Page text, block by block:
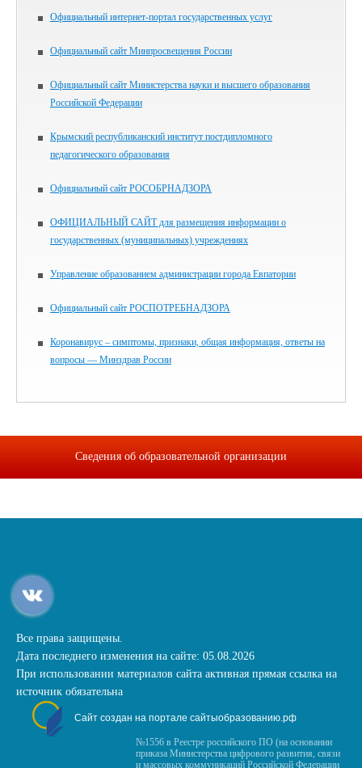
Официальный интернет-портал государственных услуг
Официальный сайт Минпросвещения России
Официальный сайт Министерства науки и высшего образования
Российской Федерации
Крымский республиканский институт постдипломного
педагогического образования
Официальный сайт РОСОБРНАДЗОРА
ОФИЦИАЛЬНЫЙ САЙТ для размещения информации о
государственных (муниципальных) учреждениях
Управление образованием администрации города Евпатории
Официальный сайт РОСПОТРЕБНАДЗОРА
Коронавирус – симптомы, признаки, общая информация, ответы на
вопросы — Минздрав России
Сведения об образовательной организации
Все права защищены.
Дата последнего изменения на сайте: 05.08.2026
При использовании материалов сайта активная прямая ссылка на
источник обязательна
Сайт создан на портале сайтыобразованию.рф
№1556 в Реестре российского ПО (на основании
приказа Министерства цифрового развития, связи
и массовых коммуникаций Российской Федерации